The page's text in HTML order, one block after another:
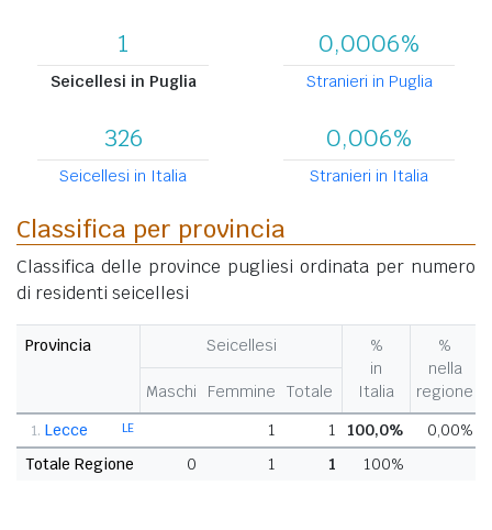
1
Seicellesi in Puglia
0,0006%
Stranieri in Puglia
326
Seicellesi in Italia
0,006%
Stranieri in Italia
Classifica per provincia
Classifica delle province pugliesi ordinata per numero
di residenti seicellesi
Provincia Seicellesi
%
in
Italia
%
nella
regione
Maschi Femmine Totale
1. LE
Lecce 1 1 100,0%
0,00%
Totale Regione
0 1 1 100%